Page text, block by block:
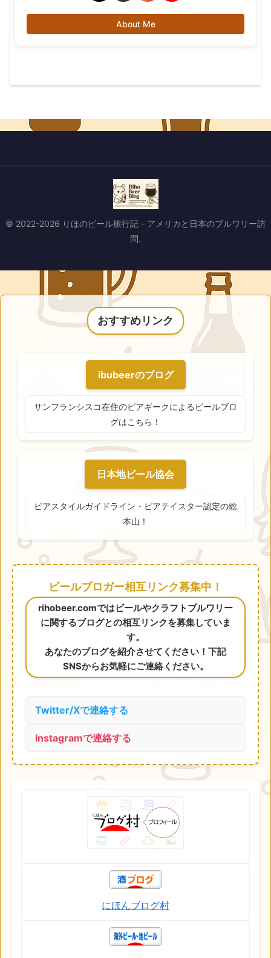
About Me
© 2022-2026 りほのビール旅行記 - アメリカと日本のブルワリー訪
問.
おすすめリンク
ibubeerのブログ
サンフランシスコ在住のビアギークによるビールブロ
グはこちら！
日本地ビール協会
ビアスタイルガイドライン・ビアテイスター認定の総
本山！
ビールブロガー相互リンク募集中！
rihobeer.comではビールやクラフトブルワリー
に関するブログとの相互リンクを募集していま
す。
あなたのブログを紹介させてください！下記
SNSからお気軽にご連絡ください。
Twitter/Xで連絡する
Instagramで連絡する
にほんブログ村